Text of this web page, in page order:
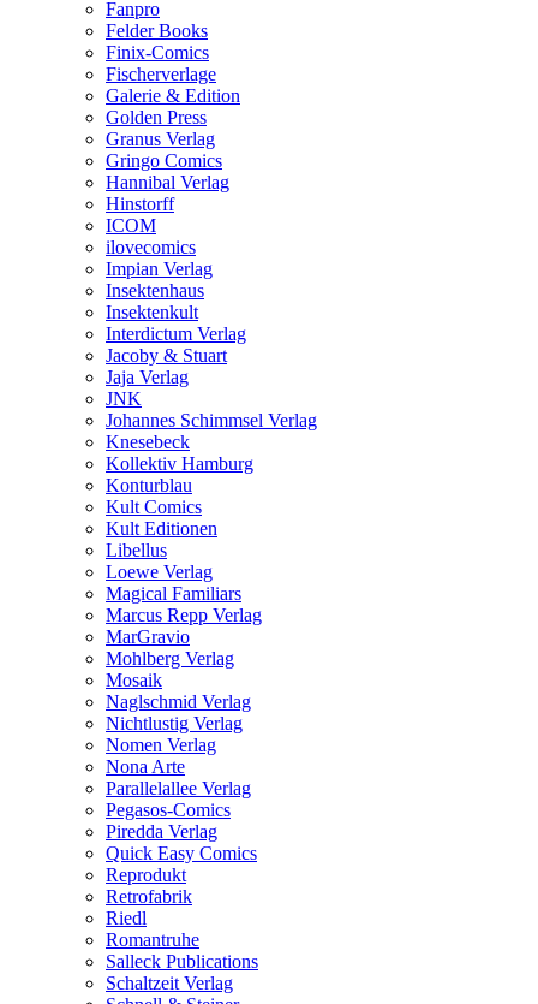
Fanpro
Felder Books
Finix-Comics
Fischerverlage
Galerie & Edition
Golden Press
Granus Verlag
Gringo Comics
Hannibal Verlag
Hinstorff
ICOM
ilovecomics
Impian Verlag
Insektenhaus
Insektenkult
Interdictum Verlag
Jacoby & Stuart
Jaja Verlag
JNK
Johannes Schimmsel Verlag
Knesebeck
Kollektiv Hamburg
Konturblau
Kult Comics
Kult Editionen
Libellus
Loewe Verlag
Magical Familiars
Marcus Repp Verlag
MarGravio
Mohlberg Verlag
Mosaik
Naglschmid Verlag
Nichtlustig Verlag
Nomen Verlag
Nona Arte
Parallelallee Verlag
Pegasos-Comics
Piredda Verlag
Quick Easy Comics
Reprodukt
Retrofabrik
Riedl
Romantruhe
Salleck Publications
Schaltzeit Verlag